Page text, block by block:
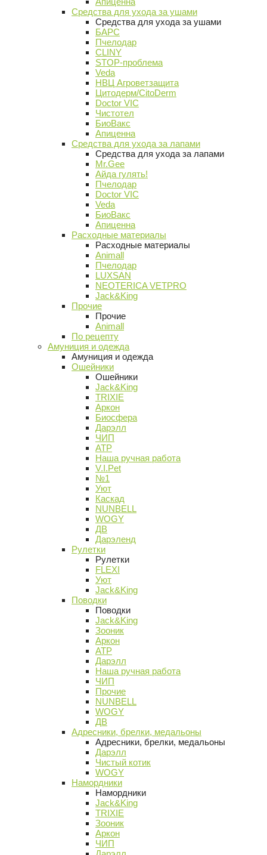
Средства для ухода за ушами
Средства для ухода за ушами
БАРС
Пчелодар
CLINY
STOP-проблема
Veda
НВЦ Агроветзащита
Цитодерм/CitoDerm
Doctor VIC
Чистотел
БиоВакс
Апиценна
Средства для ухода за лапами
Средства для ухода за лапами
Mr.Gee
Айда гулять!
Пчелодар
Doctor VIC
Veda
БиоВакс
Апиценна
Расходные материалы
Расходные материалы
Animall
Пчелодар
LUXSAN
NEOTERICA VETPRO
Jack&King
Прочие
Прочие
Animall
По рецепту
Амуниция и одежда
Амуниция и одежда
Ошейники
Ошейники
Jack&King
TRIXIE
Аркон
Биосфера
Дарэлл
ЧИП
АТР
Наша ручная работа
V.I.Pet
№1
Уют
Каскад
NUNBELL
WOGY
ДВ
Дарэленд
Рулетки
Рулетки
FLEXI
Уют
Jack&King
Поводки
Поводки
Jack&King
Зооник
Аркон
АТР
Дарэлл
Наша ручная работа
ЧИП
Прочие
NUNBELL
WOGY
ДВ
Адресники, брелки, медальоны
Адресники, брелки, медальоны
Дарэлл
Чистый котик
WOGY
Намордники
Намордники
Jack&King
TRIXIE
Зооник
Аркон
ЧИП